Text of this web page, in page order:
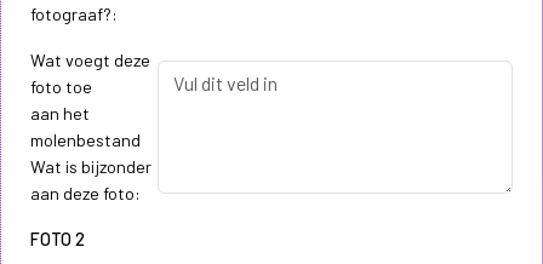
fotograaf?:
Wat voegt deze
foto toe
aan het
molenbestand
Wat is bijzonder
aan deze foto:
FOTO 2